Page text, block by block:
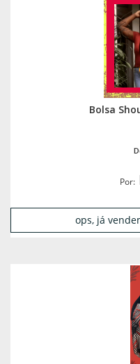
Bolsa
Por:
ops, já